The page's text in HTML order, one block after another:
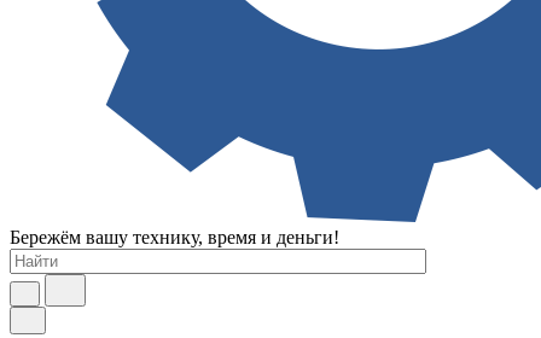
Бережём вашу технику, время и деньги!